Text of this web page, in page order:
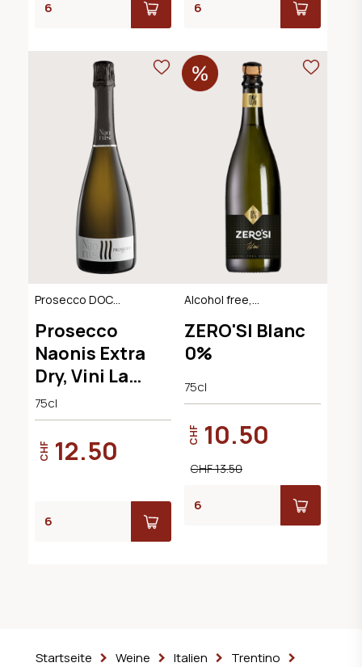
Prosecco DOC
Prosecco
Naonis Extra
Dry, Vini La
Delizia
75cl
CHF 12.50
Alcohol free,
ZERO'SI Blanc
0%
75cl
CHF 10.50
CHF 13.50
Startseite Weine Italien
Trentino